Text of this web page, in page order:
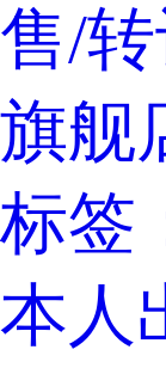
售/
旗舰
标签
本人